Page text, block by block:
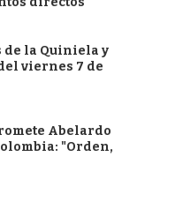
de la Quiniela y
viernes 7 de
Abelardo
"Orden,